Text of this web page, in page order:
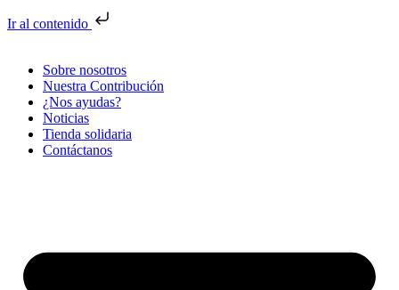
Ir al contenido
Sobre nosotros
Nuestra Contribución
¿Nos ayudas?
Noticias
Tienda solidaria
Contáctanos